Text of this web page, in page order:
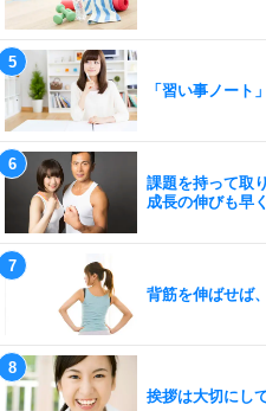
「習い事ノート
課題を持って取
成長の伸びも早
背筋を伸ばせば
挨拶は大切にし